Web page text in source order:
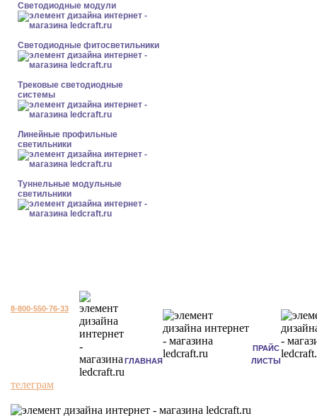
Светодиодные модули
Светодиодные фитосветильники
Трековые светодиодные
системы
Линейные профильные
светильники
Туннельные модульные
светильники
8-800-550-76-33
ГЛАВНАЯ
ПРАЙС
ЛИСТЫ
телеграм